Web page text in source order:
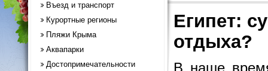
Въезд и транспорт
Курортные регионы
Пляжи Крыма
Аквапарки
Достопримечательности
Египет:
отдыха?